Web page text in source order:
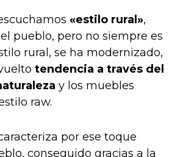
«estilo rural»,
pueblo, pero no siempre es
rural, se ha modernizado,
tendencia a través del
y los muebles
raw.
por ese toque
conseguido gracias a la